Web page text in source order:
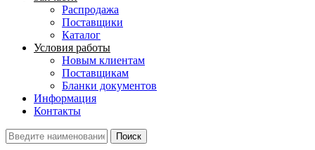
Распродажа
Поставщики
Каталог
Условия работы
Новым клиентам
Поставщикам
Бланки документов
Информация
Контакты